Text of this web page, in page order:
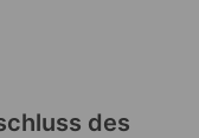
des